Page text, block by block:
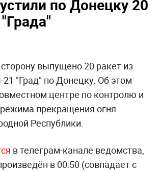
по Донецку 20
выпущено 20 ракет из
"Град" по Донецку. Об этом
центре по контролю и
прекращения огня
Республики.
в телеграм-канале ведомства,
в 00:50 (совпадает с